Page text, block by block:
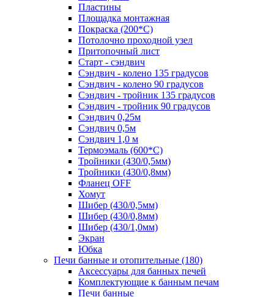
Пластины
Площадка монтажная
Покраска (200*С)
Потолочно проходной узел
Притопочный лист
Старт - сэндвич
Сэндвич - колено 135 градусов
Сэндвич - колено 90 градусов
Сэндвич - тройник 135 градусов
Сэндвич - тройник 90 градусов
Сэндвич 0,25м
Сэндвич 0,5м
Сэндвич 1,0 м
Термоэмаль (600*С)
Тройники (430/0,5мм)
Тройники (430/0,8мм)
Фланец OFF
Хомут
Шибер (430/0,5мм)
Шибер (430/0,8мм)
Шибер (430/1,0мм)
Экран
Юбка
Печи банные и отопительные (180)
Аксессуары для банных печей
Комплектующие к банным печам
Печи банные